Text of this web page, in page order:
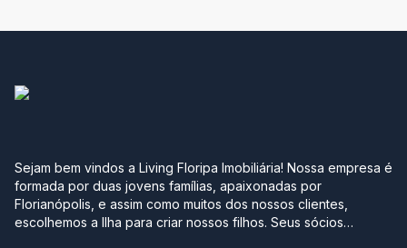
Sejam bem vindos a Living Floripa Imobiliária! Nossa empresa é
formada por duas jovens famílias, apaixonadas por
Florianópolis, e assim como muitos dos nossos clientes,
escolhemos a Ilha para criar nossos filhos. Seus sócios